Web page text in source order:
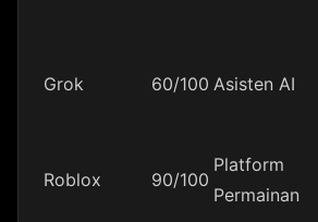
Grok 60/100 Asisten AI
Roblox 90/100
Platform
Permainan